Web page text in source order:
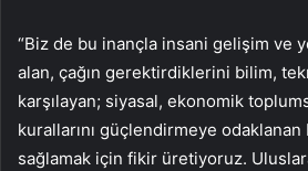
“Biz de bu inançla insani gelişim ve
alan, çağın gerektirdiklerini bilim,
karşılayan; siyasal, ekonomik
kurallarını güçlendirmeye
sağlamak için fikir üretiyoruz.